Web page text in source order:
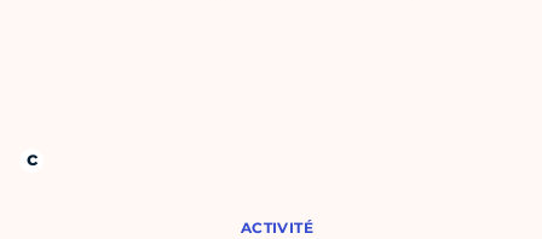
ACTIVITÉ